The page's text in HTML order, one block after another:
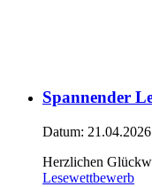
Spannender
Datum: 21.04.2026
Herzlichen
Lesewettbewerb